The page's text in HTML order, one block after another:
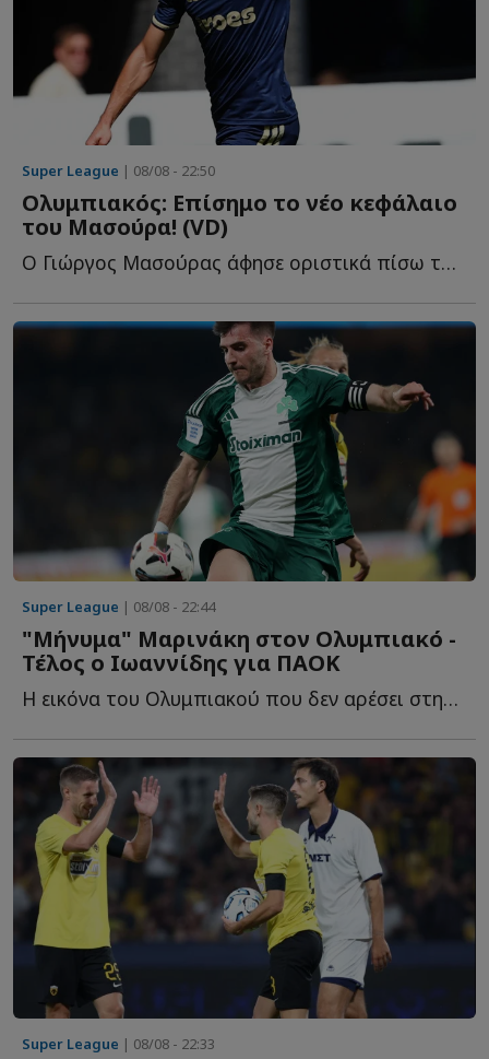
Super League | 08/08 - 22:50
Ολυμπιακός: Επίσημο το νέο κεφάλαιο
του Μασούρα! (VD)
Ο Γιώργος Μασούρας άφησε οριστικά πίσω του το κεφάλαιο τ...
Super League | 08/08 - 22:44
"Μήνυμα" Μαρινάκη στον Ολυμπιακό -
Τέλος ο Ιωαννίδης για ΠΑΟΚ
Η εικόνα του Ολυμπιακού που δεν αρέσει στην διοίκηση, τ...
Super League | 08/08 - 22:33